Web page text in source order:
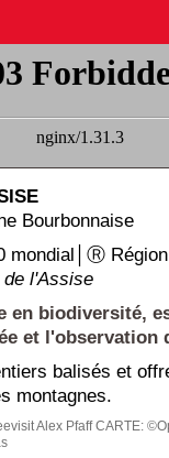
Bourbonnaise
mondial│Ⓡ Région
de l'Assise
en biodiversité,
et l'observation
balisés et
montagnes.
Alex Pfaff CARTE: